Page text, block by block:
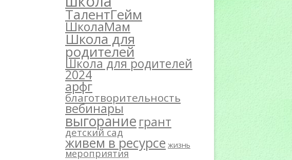
ТалентГейм
ШколаМам
Школа для
родителей
Школа для родителей
2024
арфг
благотворительность
вебинары
выгорание грант
детский сад
живем в ресурсе жизнь
мероприятия